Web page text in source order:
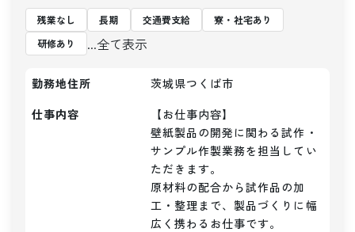
残業なし 長期 交通費支給
寮・社宅あり
研修あり
...全て表示
勤務地住所
茨城県つくば市
仕事内容
【お仕事内容】
壁紙製品の開発に関わる試作・
サンプル作製業務を担当してい
ただきます。
原材料の配合から試作品の加
工・整理まで、製品づくりに幅
広く携わるお仕事です。